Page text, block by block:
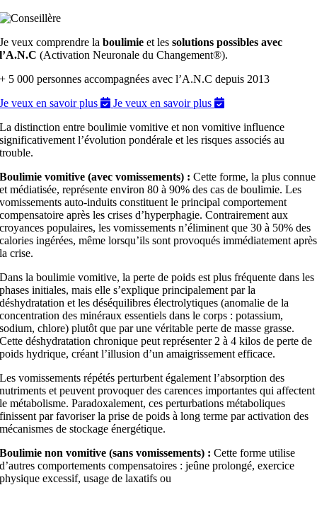
Je veux comprendre laboulimie et lessolutions possibles avec
l’A.N.C (Activation Neuronale du Changement®).
+ 5 000 personnes accompagnées avec l’A.N.C depuis 2013
Je veux en savoir plus
Je veux en savoir plus
La distinction entre boulimie vomitive et non vomitive influence
significativement l’évolution pondérale et les risques associés au
trouble.
Boulimie vomitive (avec vomissements) : Cette forme, la plus connue
et médiatisée, représente environ 80 à 90% des cas de boulimie. Les
vomissements auto-induits constituent le principal comportement
compensatoire après les crises d’hyperphagie. Contrairement aux
croyances populaires, les vomissements n’éliminent que 30 à 50% des
calories ingérées, même lorsqu’ils sont provoqués immédiatement après
la crise.
Dans la boulimie vomitive, la perte de poids est plus fréquente dans les
phases initiales, mais elle s’explique principalement par la
déshydratation et les déséquilibres électrolytiques (anomalie de la
concentration des minéraux essentiels dans le corps : potassium,
sodium, chlore) plutôt que par une véritable perte de masse grasse.
Cette déshydratation chronique peut représenter 2 à 4 kilos de perte de
poids hydrique, créant l’illusion d’un amaigrissement efficace.
Les vomissements répétés perturbent également l’absorption des
nutriments et peuvent provoquer des carences importantes qui affectent
le métabolisme. Paradoxalement, ces perturbations métaboliques
finissent par favoriser la prise de poids à long terme par activation des
mécanismes de stockage énergétique.
Boulimie non vomitive (sans vomissements) : Cette forme utilise
d’autres comportements compensatoires : jeûne prolongé, exercice
physique excessif, usage de laxatifs ou